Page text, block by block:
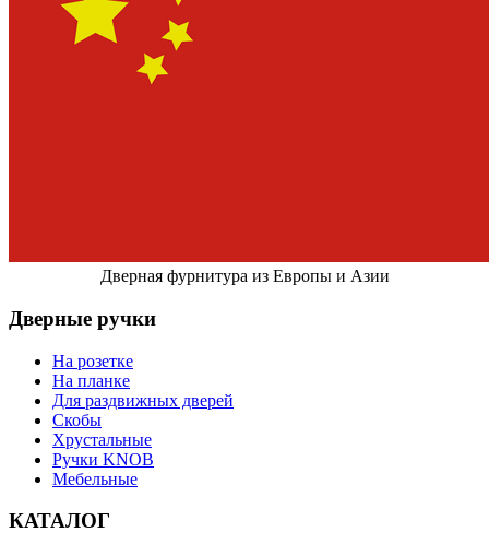
Дверная фурнитура из Европы и Азии
Дверные ручки
На розетке
На планке
Для раздвижных дверей
Скобы
Хрустальные
Ручки KNOB
Мебельные
КАТАЛОГ